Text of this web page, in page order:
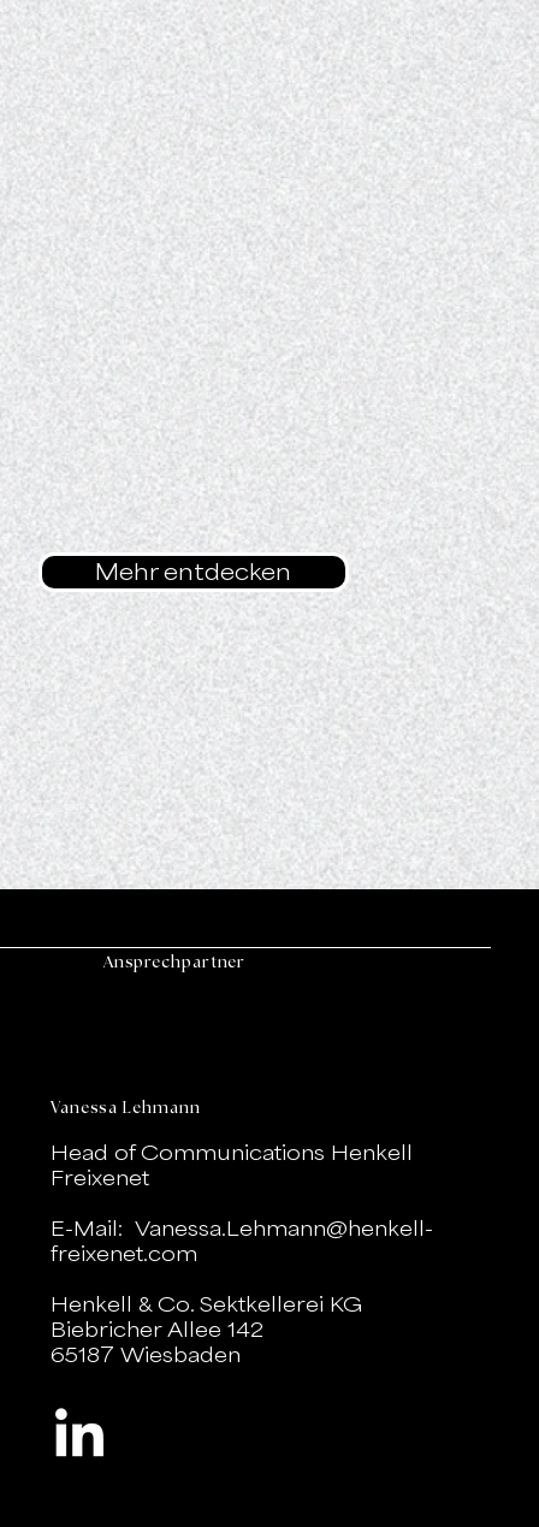
Mehr entdecken
Vanessa Lehmann
Head of Communications Henkell
Freixenet
E-Mail: Vanessa.Lehmann@henkell-
freixenet.com
Henkell & Co. Sektkellerei KG
Biebricher Allee 142
65187 Wiesbaden
Ansprechpartner